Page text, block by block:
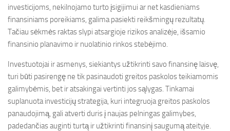
investicijoms, nekilnojamo turto įsigijimui ar net kasdieniams
finansiniams poreikiams, galima pasiekti reikšmingų rezultatų.
Tačiau sėkmės raktas slypi atsargioje rizikos analizėje, išsamio
finansinio planavimo ir nuolatinio rinkos stebėjimo.
Investuotojai ir asmenys, siekiantys užtikrinti savo finansinę laisvę,
turi būti pasirengę ne tik pasinaudoti greitos paskolos teikiamomis
galimybėmis, bet ir atsakingai vertinti jos sąlygas. Tinkamai
suplanuota investicijų strategija, kuri integruoja greitos paskolos
panaudojimą, gali atverti duris į naujas pelningas galimybes,
padedančias auginti turtą ir užtikrinti finansinį saugumą ateityje.